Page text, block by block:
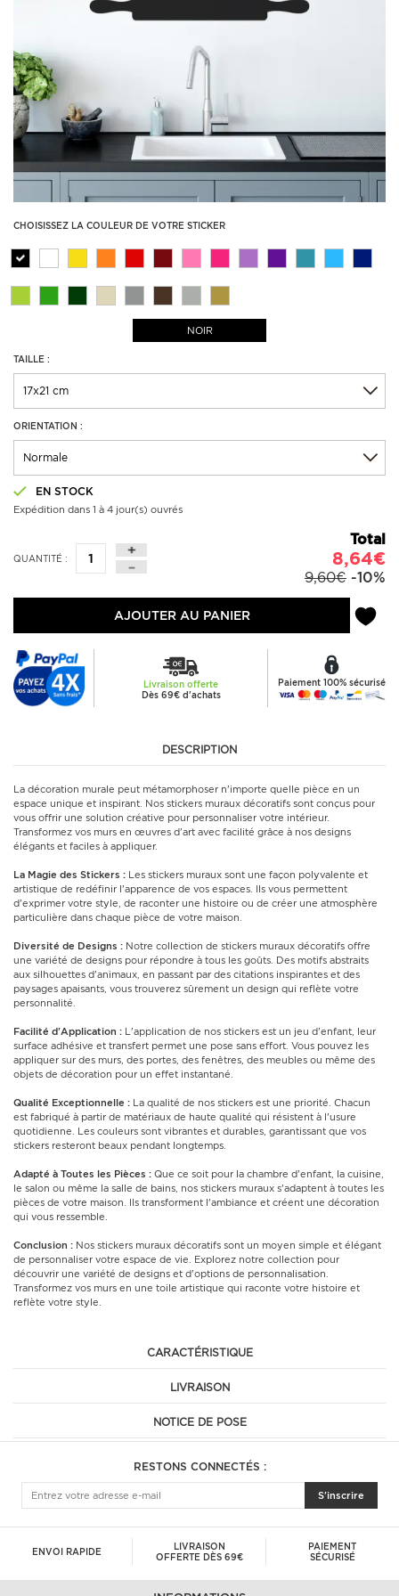
CHOISISSEZ LA COULEUR DE VOTRE STICKER
NOIR
TAILLE :
ORIENTATION :
EN STOCK
Expédition dans 1 à 4 jour(s) ouvrés
QUANTITÉ :
Total
8,64€
9,60€ -10%
AJOUTER AU PANIER
Livraison offerte
Dès 69€ d'achats
Paiement 100% sécurisé
DESCRIPTION
La décoration murale peut métamorphoser n'importe quelle pièce en un
espace unique et inspirant. Nos stickers muraux décoratifs sont conçus pour
vous offrir une solution créative pour personnaliser votre intérieur.
Transformez vos murs en œuvres d'art avec facilité grâce à nos designs
élégants et faciles à appliquer.
La Magie des Stickers : Les stickers muraux sont une façon polyvalente et
artistique de redéfinir l'apparence de vos espaces. Ils vous permettent
d'exprimer votre style, de raconter une histoire ou de créer une atmosphère
particulière dans chaque pièce de votre maison.
Diversité de Designs : Notre collection de stickers muraux décoratifs offre
une variété de designs pour répondre à tous les goûts. Des motifs abstraits
aux silhouettes d'animaux, en passant par des citations inspirantes et des
paysages apaisants, vous trouverez sûrement un design qui reflète votre
personnalité.
Facilité d'Application : L'application de nos stickers est un jeu d'enfant, leur
surface adhésive et transfert permet une pose sans effort. Vous pouvez les
appliquer sur des murs, des portes, des fenêtres, des meubles ou même des
objets de décoration pour un effet instantané.
Qualité Exceptionnelle : La qualité de nos stickers est une priorité. Chacun
est fabriqué à partir de matériaux de haute qualité qui résistent à l'usure
quotidienne. Les couleurs sont vibrantes et durables, garantissant que vos
stickers resteront beaux pendant longtemps.
Adapté à Toutes les Pièces : Que ce soit pour la chambre d'enfant, la cuisine,
le salon ou même la salle de bains, nos stickers muraux s'adaptent à toutes les
pièces de votre maison. Ils transforment l'ambiance et créent une décoration
qui vous ressemble.
Conclusion : Nos stickers muraux décoratifs sont un moyen simple et élégant
de personnaliser votre espace de vie. Explorez notre collection pour
découvrir une variété de designs et d'options de personnalisation.
Transformez vos murs en une toile artistique qui raconte votre histoire et
reflète votre style.
CARACTÉRISTIQUE
LIVRAISON
NOTICE DE POSE
RESTONS CONNECTÉS :
S'inscrire
ENVOI RAPIDE
LIVRAISON
OFFERTE DÈS 69€
PAIEMENT
SÉCURISÉ